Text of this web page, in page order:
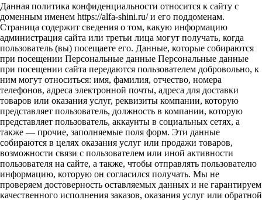
Данная политика конфиденциальности относится к сайту с
доменным именем https://alfa-shini.ru/ и его поддоменам.
Страница содержит сведения о том, какую информацию
администрация сайта или третьи лица могут получать, когда
пользователь (вы) посещаете его. Данные, которые собираются
при посещении Персональные данные Персональные данные
при посещении сайта передаются пользователем добровольно, к
ним могут относиться: имя, фамилия, отчество, номера
телефонов, адреса электронной почты, адреса для доставки
товаров или оказания услуг, реквизиты компании, которую
представляет пользователь, должность в компании, которую
представляет пользователь, аккаунты в социальных сетях, а
также — прочие, заполняемые поля форм. Эти данные
собираются в целях оказания услуг или продажи товаров,
возможности связи с пользователем или иной активности
пользователя на сайте, а также, чтобы отправлять пользователю
информацию, которую он согласился получать. Мы не
проверяем достоверность оставляемых данных и не гарантируем
качественного исполнения заказов, оказания услуг или обратной